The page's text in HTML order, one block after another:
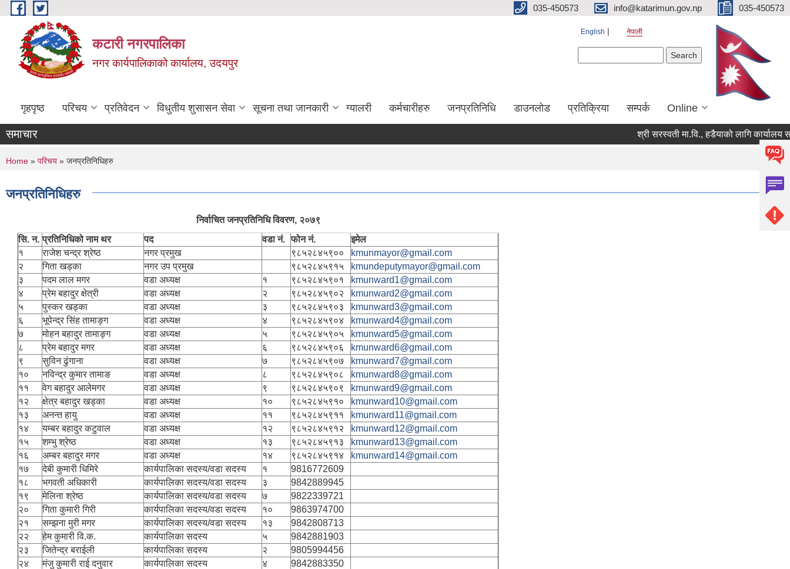
Skip to main content 035-450573 info@katarimun.gov.np 035-450573
कटारी नगरपालिका
नगर कार्यपालिकाको कार्यालय, उदयपुर
English नेपाली
गृहपृष्ठ परिचय प्रतिवेदन विधुतीय शुसासन सेवा सूचना तथा जानकारी ग्यालरी कर्मचारीहरु जनप्रतिनिधि डाउनलोड प्रतिक्रिया सम्पर्क Online
समाचार श्री सरस्वती मा.वि., हडैयाको लागि कार्यालय
You are here
Home » परिचय » जनप्रतिनिधिहरु
जनप्रतिनिधिहरु
निर्वाचित जनप्रतिनिधि विवरण, २०७९
सि. न. प्रतिनिधिको नाम थर पद वडा नं. फोन नं.
इमेल
१
राजेश चन्द्र श्रेष्ठ नगर प्रमुख ९८५२८४५९००
kmunmayor@gmail.com
२
गिता खड्का नगर उप प्रमुख ९८५२८४५९१५
kmundeputymayor@gmail.com
३
पदम लाल मगर वडा अध्यक्ष १ ९८५२८४५९०१
kmunward1@gmail.com
४
प्रेम बहादुर क्षेत्री वडा अध्यक्ष २ ९८५२८४५९०२
kmunward2@gmail.com
५
पुस्कर खड्का वडा अध्यक्ष ३ ९८५२८४५९०३
kmunward3@gmail.com
६
भूपेन्द्र सिंह तामाङ्ग वडा अध्यक्ष ४ ९८५२८४५९०४
kmunward4@gmail.com
७
मोहन बहादुर तामाङ्ग वडा अध्यक्ष ५ ९८५२८४५९०५
kmunward5@gmail.com
८
प्रेम बहादुर मगर वडा अध्यक्ष ६ ९८५२८४५९०६
kmunward6@gmail.com
९
सुविन ढुंगाना वडा अध्यक्ष ७ ९८५२८४५९०७
kmunward7@gmail.com
१०
नविन्द्र कुमार तामाङ वडा अध्यक्ष ८ ९८५२८४५९०८
kmunward8@gmail.com
११
वेग बहादुर आलेमगर वडा अध्यक्ष ९ ९८५२८४५९०९
kmunward9@gmail.com
१२
क्षेत्र बहादुर खड्का वडा अध्यक्ष १० ९८५२८४५९१०
kmunward10@gmail.com
१३
अनन्त हायु वडा अध्यक्ष ११ ९८५२८४५९११
kmunward11@gmail.com
१४
यम्बर बहादुर कटुवाल वडा अध्यक्ष १२ ९८५२८४५९१२
kmunward12@gmail.com
१५
शम्भु श्रेष्ठ वडा अध्यक्ष १३ ९८५२८४५९१३
kmunward13@gmail.com
१६
अम्बर बहादुर मगर वडा अध्यक्ष १४ ९८५२८४५९१४
kmunward14@gmail.com
१७
देबी कुमारी धिमिरे कार्यपालिका सदस्य/वडा सदस्य १
9816772609
१८
भगवती अधिकारी कार्यपालिका सदस्य/वडा सदस्य ३
9842889945
१९
मेलिना श्रेष्ठ कार्यपालिका सदस्य/वडा सदस्य ७
9822339721
२०
गिता कुमारी गिरी कार्यपालिका सदस्य/वडा सदस्य १०
9863974700
२१
सम्झना मुरी मगर कार्यपालिका सदस्य/वडा सदस्य १३
9842808713
२२
हेम कुमारी वि.क. कार्यपालिका सदस्य ५
9842881903
२३
जितेन्द्र बराईली कार्यपालिका सदस्य २
9805994456
२४
मंजु कुमारी राई दनुवार कार्यपालिका सदस्य ४
9842883350